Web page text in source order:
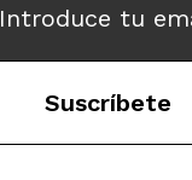
Introduce tu
Suscríbete